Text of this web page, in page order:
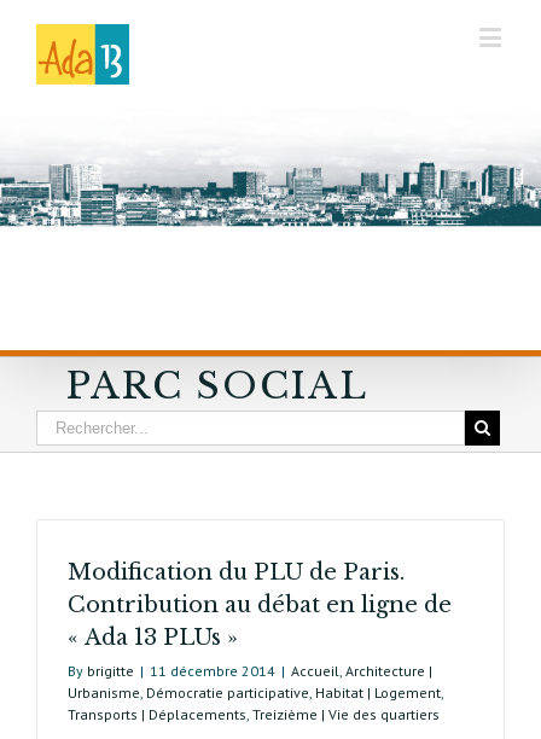
PARC SOCIAL
Modification du PLU de Paris.
Contribution au débat en ligne de
« Ada 13 PLUs »
By brigitte | 11 décembre 2014 | Accueil, Architecture |
Urbanisme, Démocratie participative, Habitat | Logement,
Transports | Déplacements, Treizième | Vie des quartiers